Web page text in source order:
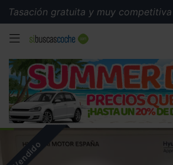
gratuita y muy competitiva al
MENÚ